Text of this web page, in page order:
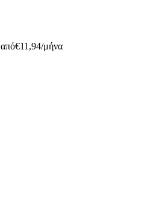
από€11,94/μήνα